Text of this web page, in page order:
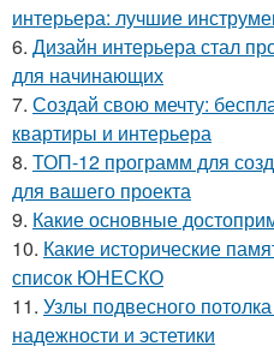
интерьера: лучшие
6. Дизайн интерьера стал
для начинающих
7. Создай свою мечту:
квартиры и интерьера
8. ТОП-12 программ для
для вашего проекта
9. Какие основные
10. Какие исторические
список ЮНЕСКО
11. Узлы подвесного
надежности и эстетики